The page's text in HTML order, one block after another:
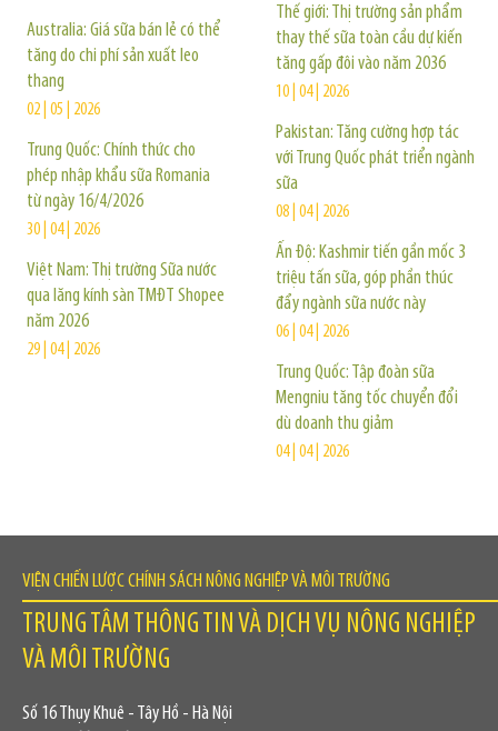
Australia: Giá sữa bán lẻ có thể
tăng do chi phí sản xuất leo
thang
02 | 05 | 2026
Trung Quốc: Chính thức cho
phép nhập khẩu sữa Romania
từ ngày 16/4/2026
30 | 04 | 2026
Việt Nam: Thị trường Sữa nước
qua lăng kính sàn TMĐT Shopee
năm 2026
29 | 04 | 2026
Thế giới: Thị trường sản phẩm
thay thế sữa toàn cầu dự kiến
tăng gấp đôi vào năm 2036
10 | 04 | 2026
Pakistan: Tăng cường hợp tác
với Trung Quốc phát triển ngành
sữa
08 | 04 | 2026
Ấn Độ: Kashmir tiến gần mốc 3
triệu tấn sữa, góp phần thúc
đẩy ngành sữa nước này
06 | 04 | 2026
Trung Quốc: Tập đoàn sữa
Mengniu tăng tốc chuyển đổi
dù doanh thu giảm
04 | 04 | 2026
VIỆN CHIẾN LƯỢC CHÍNH SÁCH NÔNG NGHIỆP VÀ MÔI TRƯỜNG
TRUNG TÂM THÔNG TIN VÀ DỊCH VỤ NÔNG NGHIỆP
VÀ MÔI TRƯỜNG
Số 16 Thụy Khuê - Tây Hồ - Hà Nội